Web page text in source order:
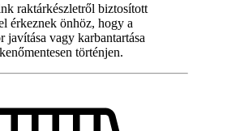
raktárkészletről biztosított
érkeznek önhöz, hogy a
javítása vagy karbantartása
történjen.